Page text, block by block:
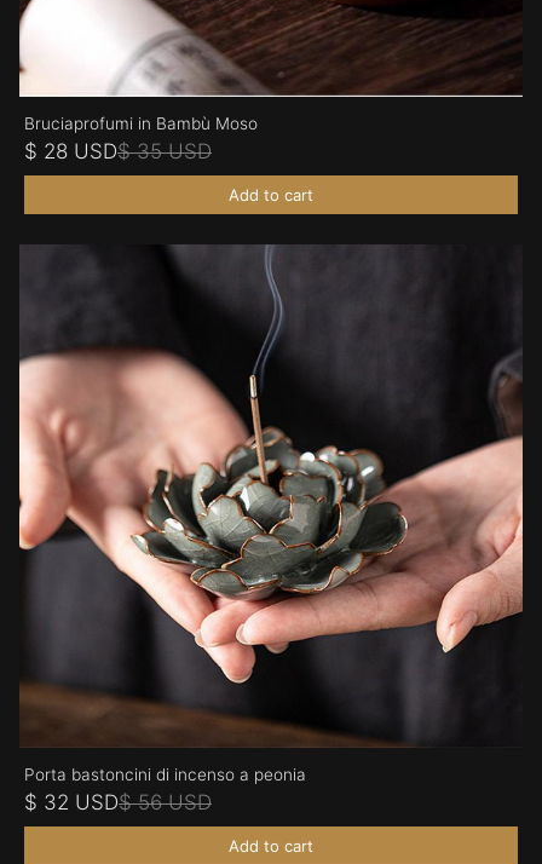
Bruciaprofumi in Bambù Moso
$ 28 USD$ 35 USD
Add to cart
Porta bastoncini di incenso a peonia
$ 32 USD$ 56 USD
Add to cart